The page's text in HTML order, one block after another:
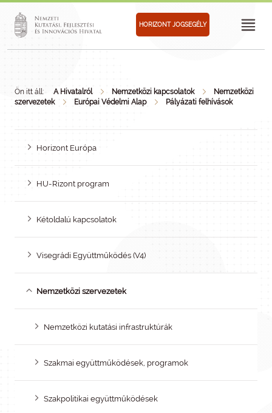
HORIZONT JOGSEGÉLY
Ön itt áll: A Hivatalról Nemzetközi kapcsolatok
Nemzetközi
szervezetek
Európai Védelmi Alap Pályázati felhívások
Horizont Európa
HU-Rizont program
Kétoldalú kapcsolatok
Visegrádi Együttműködés (V4)
Nemzetközi szervezetek
Nemzetközi kutatási infrastruktúrák
Szakmai együttműködések, programok
Szakpolitikai együttműködések